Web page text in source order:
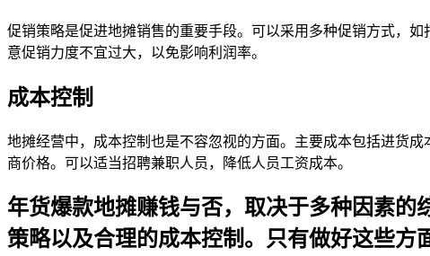
促销策略是促进地摊销售的重要手段。可以采用多种促销方式，
意促销力度不宜过大，以免影响利润率。
成本控制
地摊经营中，成本控制也是不容忽视的方面。主要成本包括进货
商价格。可以适当招聘兼职人员，降低人员工资成本。
年货爆款地摊赚钱与否，取决于多种因素
策略以及合理的成本控制。只有做好这些